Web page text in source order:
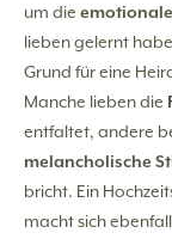
um die
lieben gelernt
Grund für eine
Manche lieben die
entfaltet, andere
melancholische
bricht. Ein
macht sich